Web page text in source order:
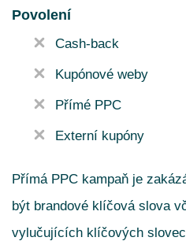
Povolení
Cash-back
Kupónové weby
Přímé PPC
Externí kupóny
Přímá PPC kampaň je
být brandové klíčová slova
vylučujících klíčových